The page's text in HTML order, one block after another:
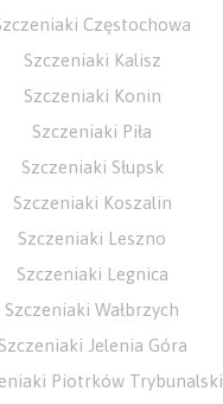
Częstochowa
Szczeniaki Kalisz
Szczeniaki Konin
Szczeniaki Piła
Szczeniaki Słupsk
Szczeniaki Koszalin
Szczeniaki Leszno
Szczeniaki Legnica
Szczeniaki Wałbrzych
Szczeniaki Jelenia Góra
Piotrków Trybunalski